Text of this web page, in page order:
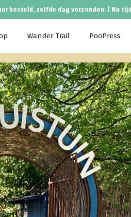
besteld, zelfde dag verzonden. | Nu
Wander Trail PooPress